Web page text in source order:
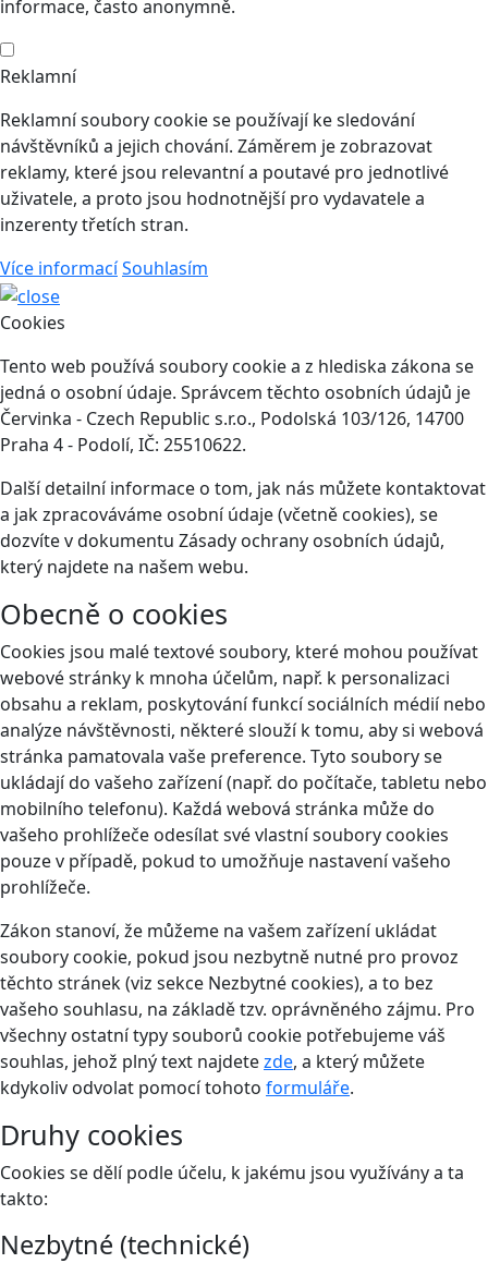
informace, často anonymně.
Reklamní
Reklamní soubory cookie se používají ke sledování
návštěvníků a jejich chování. Záměrem je zobrazovat
reklamy, které jsou relevantní a poutavé pro jednotlivé
uživatele, a proto jsou hodnotnější pro vydavatele a
inzerenty třetích stran.
Více informacíSouhlasím
Cookies
Tento web používá soubory cookie a z hlediska zákona se
jedná o osobní údaje. Správcem těchto osobních údajů je
Červinka - Czech Republic s.r.o., Podolská 103/126, 14700
Praha 4 - Podolí, IČ: 25510622.
Další detailní informace o tom, jak nás můžete kontaktovat
a jak zpracováváme osobní údaje (včetně cookies), se
dozvíte v dokumentu Zásady ochrany osobních údajů,
který najdete na našem webu.
Obecně o cookies
Cookies jsou malé textové soubory, které mohou používat
webové stránky k mnoha účelům, např. k personalizaci
obsahu a reklam, poskytování funkcí sociálních médií nebo
analýze návštěvnosti, některé slouží k tomu, aby si webová
stránka pamatovala vaše preference. Tyto soubory se
ukládají do vašeho zařízení (např. do počítače, tabletu nebo
mobilního telefonu). Každá webová stránka může do
vašeho prohlížeče odesílat své vlastní soubory cookies
pouze v případě, pokud to umožňuje nastavení vašeho
prohlížeče.
Zákon stanoví, že můžeme na vašem zařízení ukládat
soubory cookie, pokud jsou nezbytně nutné pro provoz
těchto stránek (viz sekce Nezbytné cookies), a to bez
vašeho souhlasu, na základě tzv. oprávněného zájmu. Pro
všechny ostatní typy souborů cookie potřebujeme váš
souhlas, jehož plný text najdetezde, a který můžete
kdykoliv odvolat pomocí tohoto formuláře.
Druhy cookies
Cookies se dělí podle účelu, k jakému jsou využívány a ta
takto:
Nezbytné (technické)